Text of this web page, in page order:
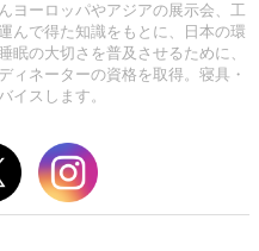
ヨーロッパやアジアの展示会、工
んで得た知識をもとに、日本の環
眠の大切さを普及させるために、
ィネーターの資格を取得。寝具・
イスします。